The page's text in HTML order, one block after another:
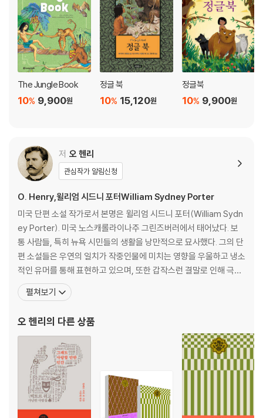
추가로 다락원 홈페이지(darakwon.co.kr)에서 각 권의 전문 번역, MP3
파일, RC 퀴즈, LC 퀴즈, 키워드, 그래머 포인트를 무료로 다운로드할 수
있다. 읽는 재미를 더하기 위해 각 페이지를 재미있고 감각적으로 디자인
한 Happy Readers 시리즈. 전문 성우들의 실감나는 연기가 담긴 음원을
함께 들으면 더욱 몰입하여 영어 원서를 즐길 수 있다!
[도서] The Jungle Book : 정글북
수, 어휘 수, 어휘 난이도, 문장 구조를 기준으로 1단계부터 6단계까지 체
계적으로 정리하여, 총 48권으로 돌아왔다. 이번 개정판의 가장 큰 특징은
한국어를 일체 제외하고, 핵심 어휘와 표현에 특별한 스타일을 적용해 텍
로 이용할 수 있는 전자책이 제공되는데, 전자책에서는 페이지별 음원, 한
국어 번역, 키워드, 그래머 포인트를 확인할 수 있다.
추가로 다락원 홈페이지(darakwon.co.kr)에서 각 권의 전문 번역, MP3
파일, RC 퀴즈, LC 퀴즈, 키워드, 그래머 포인트를 무료로 다운로드할 수
있다. 읽는 재미를 더하기 위해 각 페이지를 재미있고 감각적으로 디자인
한 Happy Readers 시리즈. 전문 성우들의 실감나는 연기가 담긴 음원을
함께 들으면 더욱 몰입하여 영어 원서를 즐길 수 있다!
[도서] Heidi : 하이디
영어 독해 및 어린이 영어문고 분야 스테디셀러 [Happy Readers] 시리
즈의 개정판! 시간이 지나도 가치가 변하지 않는 세계 명작들을 렉사일 지
수, 어휘 수, 어휘 난이도, 문장 구조를 기준으로 1단계부터 6단계까지 체
계적으로 정리하여, 총 48권으로 돌아왔다. 이번 개정판의 가장 큰 특징은
한국어를 일체 제외하고, 핵심 어휘와 표현에 특별한 스타일을 적용해 텍
The Jungle Book
9,900원
10%
정글 북
15,120원
10%
정글북
9,900원
10%
저 오 헨리
관심작가 알림신청
O. Henry,윌리엄 시드니 포터William Sydney Porter
미국 단편 소설 작가로서 본명은 윌리엄 시드니 포터(William Sydn
ey Porter). 미국 노스캐롤라이나주 그린즈버러에서 태어났다. 보
통 사람들, 특히 뉴욕 시민들의 생활을 낭만적으로 묘사했다. 그의 단
편 소설들은 우연의 일치가 작중인물에 미치는 영향을 우울하고 냉소
적인 유머를 통해 표현하고 있으며, 또한 갑작스런 결말로 인해 극적
효과를 높이고 있다. 이러한 기법은 그의 등록상표가 되다시피했으나
그런 수법의 유행이 한물가자 평론가들은 바로 그런 수법 때문에 그
에서 교육을 받았고, 졸업 후에는 숙
펼쳐보기
오 헨리의 다른 상품